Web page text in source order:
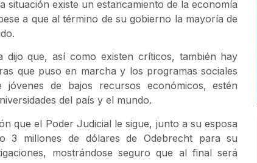
situación existe un estancamiento de la economía
a que al término de su gobierno la mayoría de
dijo que, así como existen críticos, también hay
que puso en marcha y los programas sociales
de bajos recursos económicos, estén
del país y el mundo.
que el Poder Judicial le sigue, junto a su esposa
3 millones de dólares de Odebrecht para su
mostrándose seguro que al final será